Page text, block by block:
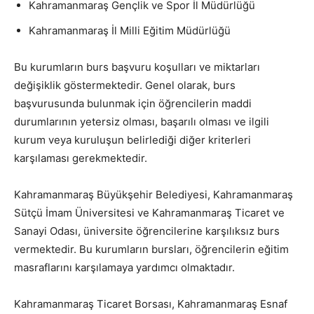
Kahramanmaraş Gençlik ve Spor İl Müdürlüğü
Kahramanmaraş İl Milli Eğitim Müdürlüğü
Bu kurumların burs başvuru koşulları ve miktarları
değişiklik göstermektedir. Genel olarak, burs
başvurusunda bulunmak için öğrencilerin maddi
durumlarının yetersiz olması, başarılı olması ve ilgili
kurum veya kuruluşun belirlediği diğer kriterleri
karşılaması gerekmektedir.
Kahramanmaraş Büyükşehir Belediyesi, Kahramanmaraş
Sütçü İmam Üniversitesi ve Kahramanmaraş Ticaret ve
Sanayi Odası, üniversite öğrencilerine karşılıksız burs
vermektedir. Bu kurumların bursları, öğrencilerin eğitim
masraflarını karşılamaya yardımcı olmaktadır.
Kahramanmaraş Ticaret Borsası, Kahramanmaraş Esnaf